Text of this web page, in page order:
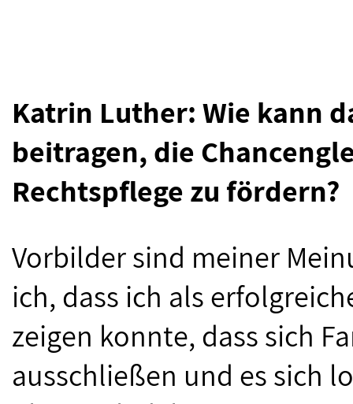
Katrin Luther: Wie kann
beitragen, die
Rechtspflege zu fördern?
Vorbilder sind meiner
ich, dass ich als
zeigen konnte, dass sich
ausschließen und es sich